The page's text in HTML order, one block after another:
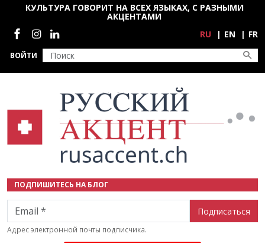
Перейти к основному содержанию
ВОЙТИ
КУЛЬТУРА ГОВОРИТ НА ВСЕХ ЯЗЫКАХ, С РАЗНЫМИ
АКЦЕНТАМИ
Социальные сети
RU EN FR
ПОДПИШИТЕСЬ НА БЛОГ
Email
Адрес электронной почты подписчика.